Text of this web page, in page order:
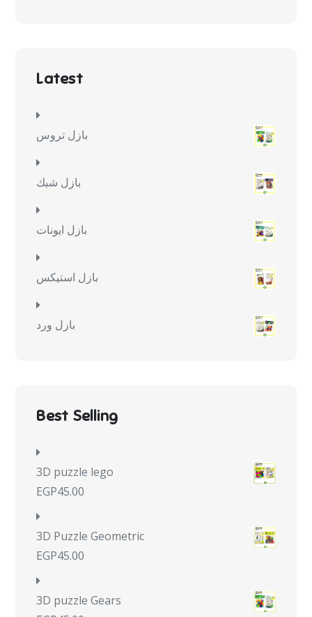
Latest
بازل تروس
بازل شبك
بازل ايونات
بازل استيكس
بازل ورد
Best Selling
3D puzzle lego
EGP45.00
3D Puzzle Geometric
EGP45.00
3D puzzle Gears